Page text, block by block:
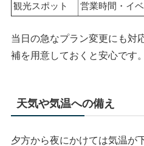
観光スポット
営業時間・イ
当日の急なプラン変更にも対
補を用意しておくと安心です。
天気や気温への備え
夕方から夜にかけては気温が